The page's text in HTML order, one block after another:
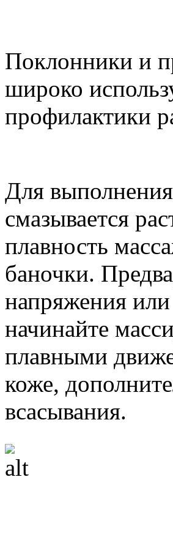
Поклонники и
широко
профилактики
Для
смазывается
плавность
баночки.
напряжения или
начинайте
плавными
коже,
всасывания.